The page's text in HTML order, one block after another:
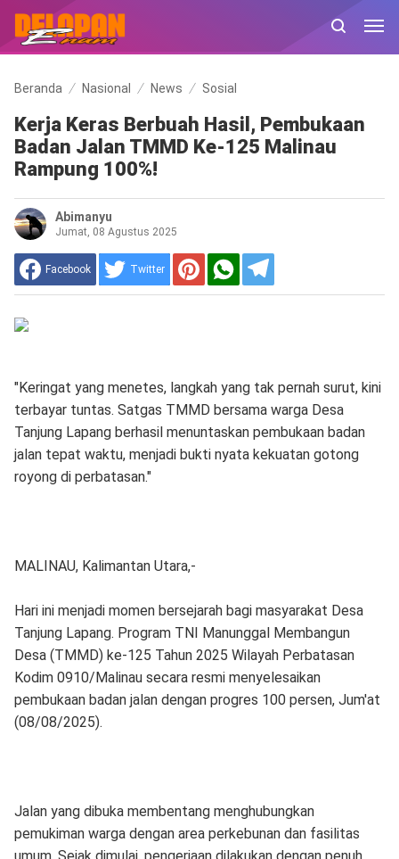
Beranda Nasional News Sosial
Kerja Keras Berbuah Hasil, Pembukaan
Badan Jalan TMMD Ke-125 Malinau
Rampung 100%!
Abimanyu
Jumat, 08 Agustus 2025
Facebook Twitter
"Keringat yang menetes, langkah yang tak pernah surut, kini
terbayar tuntas. Satgas TMMD bersama warga Desa
Tanjung Lapang berhasil menuntaskan pembukaan badan
jalan tepat waktu, menjadi bukti nyata kekuatan gotong
royong di perbatasan."
MALINAU, Kalimantan Utara,-
Hari ini menjadi momen bersejarah bagi masyarakat Desa
Tanjung Lapang. Program TNI Manunggal Membangun
Desa (TMMD) ke-125 Tahun 2025 Wilayah Perbatasan
Kodim 0910/Malinau secara resmi menyelesaikan
pembukaan badan jalan dengan progres 100 persen, Jum'at
(08/08/2025).
Jalan yang dibuka membentang menghubungkan
pemukiman warga dengan area perkebunan dan fasilitas